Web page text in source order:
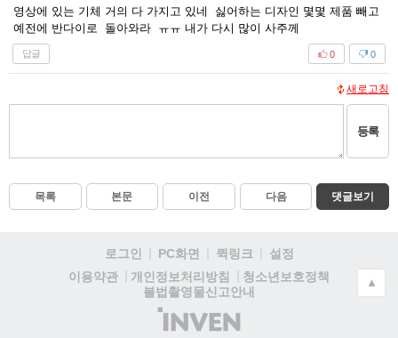
영상에 있는 기체 거의 다 가지고 있네 싫어하는 디자인 몇몇 제품 빼고
예전에 반다이로 돌아와라 ㅠㅠ 내가 다시 많이 사주께
답글 0
0
새로고침
등록
목록 본문 이전 다음 댓글보기
로그인 PC화면 퀵링크
설정
이용약관
개인정보처리방침
청소년보호정책
불법촬영물신고안내
(주)
인
▲